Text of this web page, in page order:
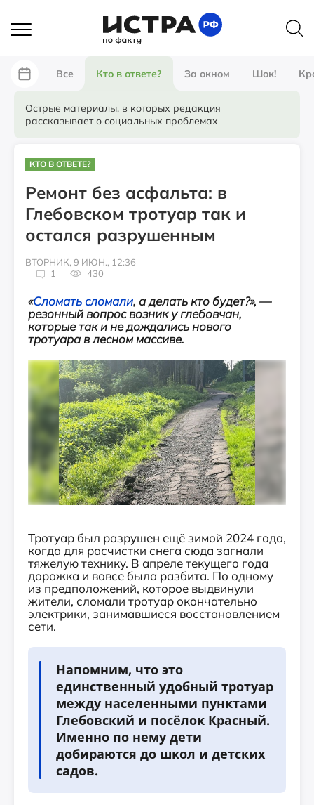
Все Кто в ответе? За окном Шок!
Острые материалы, в которых редакция
рассказывает о социальных проблемах
КТО В ОТВЕТЕ?
Ремонт без асфальта: в
Глебовском тротуар так и
остался разрушенным
ВТОРНИК, 9 ИЮН., 12:36
1
430
«Сломать сломали, а делать кто будет?», —
резонный вопрос возник у глебовчан,
которые так и не дождались нового
тротуара в лесном массиве.
Тротуар был разрушен ещё зимой 2024 года,
когда для расчистки снега сюда загнали
тяжелую технику. В апреле текущего года
дорожка и вовсе была разбита. По одному
из предположений, которое выдвинули
жители, сломали тротуар окончательно
электрики, занимавшиеся восстановлением
сети.
Напомним, что это
единственный удобный тротуар
между населенными пунктами
Глебовский и посёлок Красный.
Именно по нему дети
добираются до школ и детских
садов.